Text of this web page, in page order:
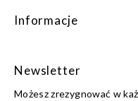
Informacje
Newsletter
Możesz zrezygnować w